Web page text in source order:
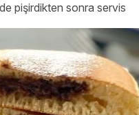
pişirdikten sonra servis